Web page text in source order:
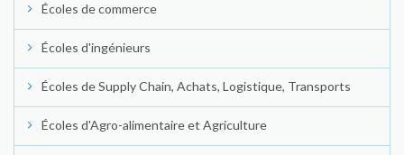
Écoles de commerce
Écoles d'ingénieurs
Écoles de Supply Chain, Achats, Logistique, Transports
Écoles d'Agro-alimentaire et Agriculture